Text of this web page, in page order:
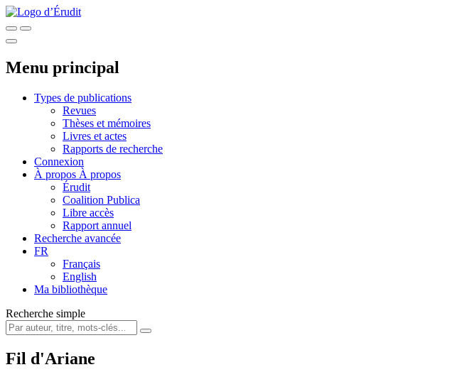
Menu principal
Types de publications
Revues
Thèses et mémoires
Livres et actes
Rapports de recherche
Connexion
À propos À propos
Érudit
Coalition Publica
Libre accès
Rapport annuel
Recherche avancée
FR
Français
English
Ma bibliothèque
Recherche simple
Fil d'Ariane